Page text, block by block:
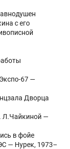
с его
67 —
Дворца
Л.Чайкиной —
в фойе
— Нурек, 1973–